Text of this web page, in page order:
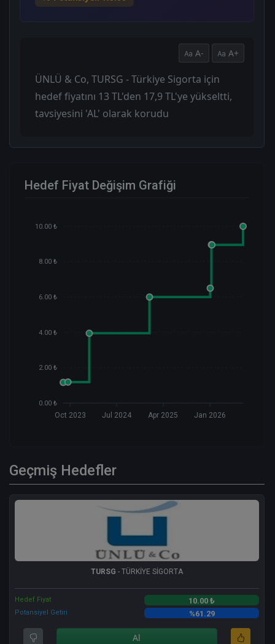
A- A+
ÜNLÜ & Co, TURSG - Türkiye Sigorta için
hedef fiyatını 13 TL'den 17,9 TL'ye yükseltti,
tavsiyesini 'AL' olarak korudu
Hedef Fiyat Değişim Grafiği
10.00 ₺
8.00 ₺
6.00 ₺
4.00 ₺
2.00 ₺
0.00 ₺
Oct 2023 Jul 2024 Apr 2025 Jan 2026
Geçmiş Hedefler
TURSG - TÜRKİYE SİGORTA
Hedef Fiyat 10.00 ₺
Potansiyel Getiri %61.29
Al